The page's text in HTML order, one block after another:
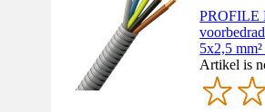
PROFILE
5x2,5
Artikel is